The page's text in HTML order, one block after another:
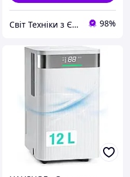
Свiт Технiки з Європи 98%